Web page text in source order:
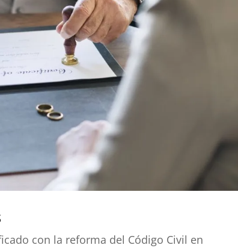
con la reforma del Código Civil en